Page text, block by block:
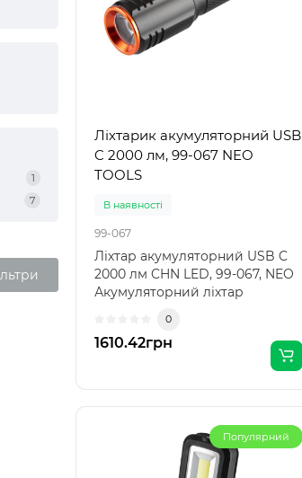
1
7
Ліхтарик акумуляторний USB
C 2000 лм, 99-067 NEO
TOOLS
В наявності
99-067
Ліхтар акумуляторний USB C
2000 лм CHN LED, 99-067, NEO
Акумуляторний ліхтар
0
1610.42грн
Популярний